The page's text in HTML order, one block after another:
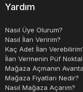
Yardım
Nasıl Üye Olurum?
Nasıl İlan Veririm?
Kaç Adet İlan
İlan Vermenin Püf
Mağaza Açmanın
Mağaza Fiyatları Nedir?
Nasıl Mağaza Açarım?